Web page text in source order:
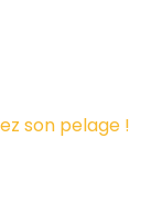
son pelage !